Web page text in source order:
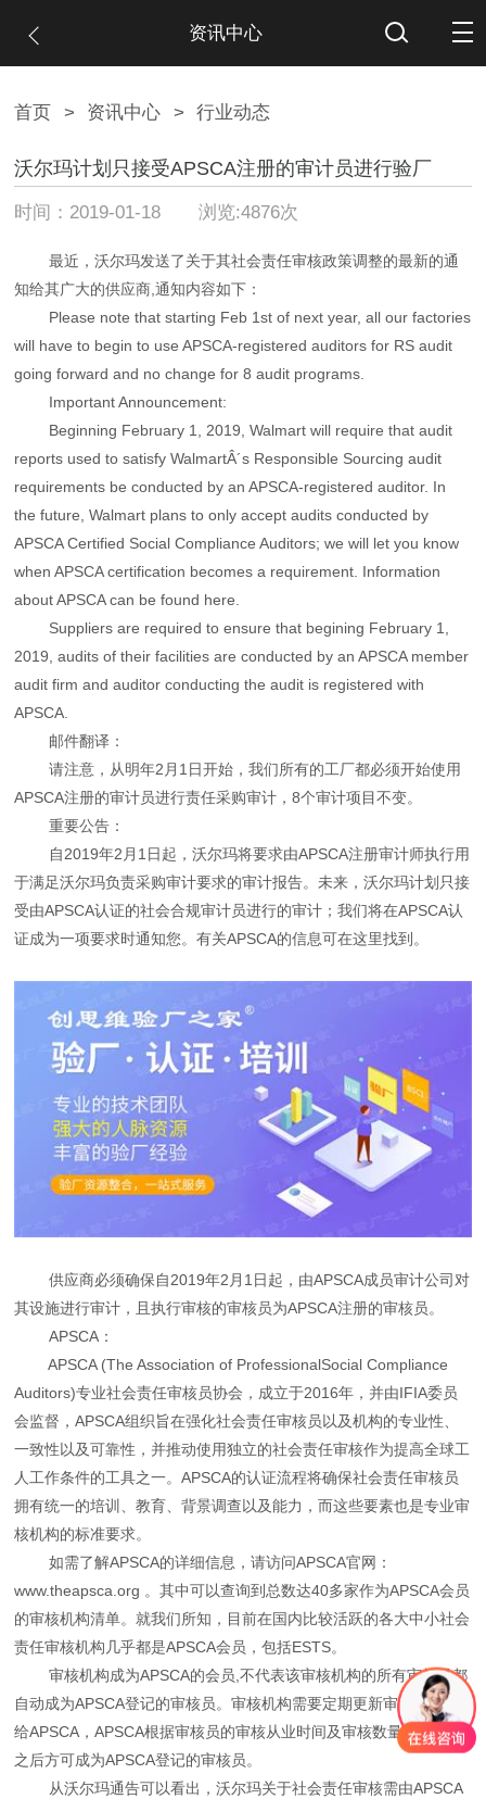
资讯中心
首页 > 资讯中心 > 行业动态
沃尔玛计划只接受APSCA注册的审计员进行验厂
时间：2019-01-18 浏览:4876次
最近，沃尔玛发送了关于其社会责任审核政策调整的最新的通
知给其广大的供应商,通知内容如下：
Please note that starting Feb 1st of next year, all our factories
will have to begin to use APSCA-registered auditors for RS audit
going forward and no change for 8 audit programs.
Important Announcement:
Beginning February 1, 2019, Walmart will require that audit
reports used to satisfy WalmartÂ´s Responsible Sourcing audit
requirements be conducted by an APSCA-registered auditor. In
the future, Walmart plans to only accept audits conducted by
APSCA Certified Social Compliance Auditors; we will let you know
when APSCA certification becomes a requirement. Information
about APSCA can be found here.
Suppliers are required to ensure that begining February 1,
2019, audits of their facilities are conducted by an APSCA member
audit firm and auditor conducting the audit is registered with
APSCA.
邮件翻译：
请注意，从明年2月1日开始，我们所有的工厂都必须开始使用
APSCA注册的审计员进行责任采购审计，8个审计项目不变。
重要公告：
自2019年2月1日起，沃尔玛将要求由APSCA注册审计师执行用
于满足沃尔玛负责采购审计要求的审计报告。未来，沃尔玛计划只接
受由APSCA认证的社会合规审计员进行的审计；我们将在APSCA认
证成为一项要求时通知您。有关APSCA的信息可在这里找到。
供应商必须确保自2019年2月1日起，由APSCA成员审计公司对
其设施进行审计，且执行审核的审核员为APSCA注册的审核员。
APSCA：
APSCA (The Association of ProfessionalSocial Compliance
Auditors)专业社会责任审核员协会，成立于2016年，并由IFIA委员
会监督，APSCA组织旨在强化社会责任审核员以及机构的专业性、
一致性以及可靠性，并推动使用独立的社会责任审核作为提高全球工
人工作条件的工具之一。APSCA的认证流程将确保社会责任审核员
拥有统一的培训、教育、背景调查以及能力，而这些要素也是专业审
核机构的标准要求。
如需了解APSCA的详细信息，请访问APSCA官网：
www.theapsca.org 。其中可以查询到总数达40多家作为APSCA会员
的审核机构清单。就我们所知，目前在国内比较活跃的各大中小社会
责任审核机构几乎都是APSCA会员，包括ESTS。
审核机构成为APSCA的会员,不代表该审核机构的所有审核员都
自动成为APSCA登记的审核员。审核机构需要定期更新审核员名单
给APSCA，APSCA根据审核员的审核从业时间及审核数量完成确认
之后方可成为APSCA登记的审核员。
从沃尔玛通告可以看出，沃尔玛关于社会责任审核需由APSCA